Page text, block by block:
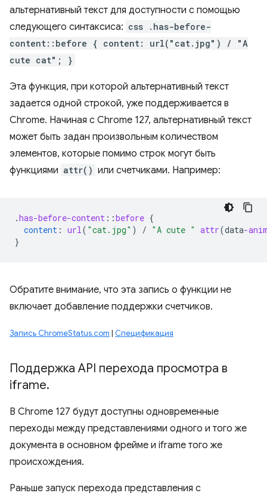
альтернативный текст для доступности с помощью
следующего синтаксиса: css .has-before-
content::before { content: url("cat.jpg") / "A
cute cat"; }
Эта функция, при которой альтернативный текст
задается одной строкой, уже поддерживается в
Chrome. Начиная с Chrome 127, альтернативный текст
может быть задан произвольным количеством
элементов, которые помимо строк могут быть
функциями attr() или счетчиками. Например:
.has-before-content ::before {
content : url( "cat.jpg" ) / "A cute " attr(data-
}
Обратите внимание, что эта запись о функции не
включает добавление поддержки счетчиков.
Запись ChromeStatus.com | Спецификация
Поддержка API перехода просмотра в
iframe.
В Chrome 127 будут доступны одновременные
переходы между представлениями одного и того же
документа в основном фрейме и iframe того же
происхождения.
Раньше запуск перехода представления с